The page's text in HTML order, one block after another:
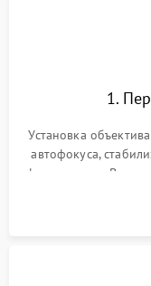
1.
Установка
автофокуса,
фокусировки.
грибка, пыли и